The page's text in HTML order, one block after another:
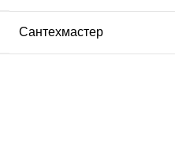
Сантехмастер